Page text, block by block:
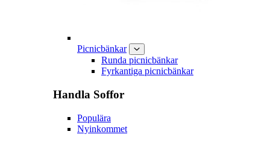
Picnicbänkar
Runda picnicbänkar
Fyrkantiga picnicbänkar
Handla Soffor
Populära
Nyinkommet